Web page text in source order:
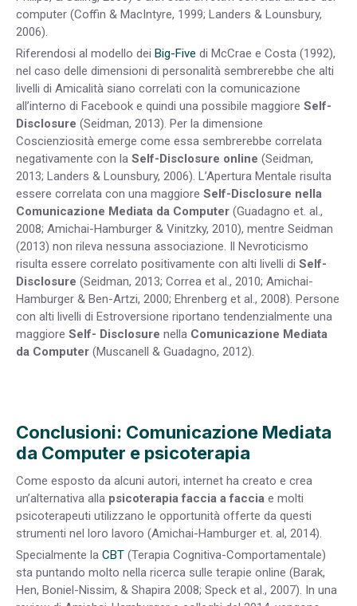
computer (Coffin & MacIntyre, 1999; Landers & Lounsbury,
2006).
Riferendosi al modello dei Big-Five di McCrae e Costa (1992),
nel caso delle dimensioni di personalità sembrerebbe che alti
livelli di Amicalità siano correlati con la comunicazione
all’interno di Facebook e quindi una possibile maggiore Self-
Disclosure (Seidman, 2013). Per la dimensione
Coscienziosità emerge come essa sembrerebbe correlata
negativamente con la Self-Disclosure online (Seidman,
2013; Landers & Lounsbury, 2006). L’Apertura Mentale risulta
essere correlata con una maggiore Self-Disclosure nella
Comunicazione Mediata da Computer (Guadagno et. al.,
2008; Amichai-Hamburger & Vinitzky, 2010), mentre Seidman
(2013) non rileva nessuna associazione. Il Nevroticismo
risulta essere correlato positivamente con alti livelli di Self-
Disclosure (Seidman, 2013; Correa et al., 2010; Amichai-
Hamburger & Ben-Artzi, 2000; Ehrenberg et al., 2008). Persone
con alti livelli di Estroversione riportano tendenzialmente una
maggiore Self- Disclosure nella Comunicazione Mediata
da Computer (Muscanell & Guadagno, 2012).
Conclusioni: Comunicazione Mediata
da Computer e psicoterapia
Come esposto da alcuni autori, internet ha creato e crea
un’alternativa alla psicoterapia faccia a faccia e molti
psicoterapeuti utilizzano le opportunità offerte da questi
strumenti nel loro lavoro (Amichai-Hamburger et. al, 2014).
Specialmente la CBT (Terapia Cognitiva-Comportamentale)
sta puntando molto nella ricerca sulle terapie online (Barak,
Hen, Boniel-Nissim, & Shapira 2008; Speck et al., 2007). In una